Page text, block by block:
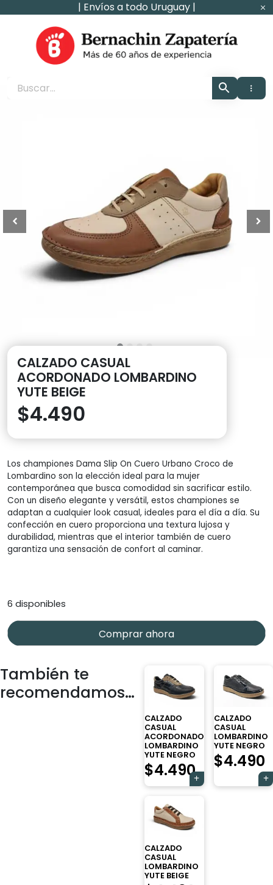
contenido
| Envíos a todo Uruguay |
CALZADO CASUAL
ACORDONADO LOMBARDINO
YUTE BEIGE
$4.490
Los championes Dama Slip On Cuero Urbano Croco de
Lombardino son la elección ideal para la mujer
contemporánea que busca comodidad sin sacrificar estilo.
Con un diseño elegante y versátil, estos championes se
adaptan a cualquier look casual, ideales para el día a día. Su
confección en cuero proporciona una textura lujosa y
durabilidad, mientras que el interior también de cuero
garantiza una sensación de confort al caminar.
6 disponibles
Comprar ahora
También te
recomendamos…
CALZADO
CASUAL
ACORDONADO
LOMBARDINO
YUTE NEGRO
$4.490
CALZADO
CASUAL
LOMBARDINO
YUTE NEGRO
$4.490
CALZADO
CASUAL
LOMBARDINO
YUTE BEIGE